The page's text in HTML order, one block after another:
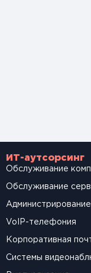
ИТ-аутсорсинг
Обслуживание
Обслуживание
VoIP-телефония
Корпоративная
Системы